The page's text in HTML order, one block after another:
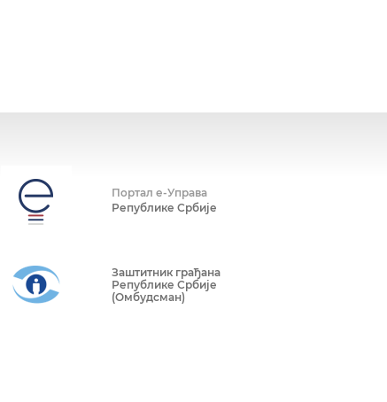
Портал е-Управа
Републике Србије
Заштитник грађана
Републике Србије
(Омбудсман)